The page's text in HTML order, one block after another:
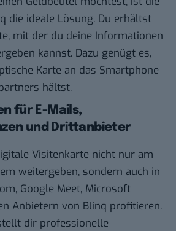
die ideale Lösung. Du erhältst
mit der du deine Informationen
kannst. Dazu genügt es,
Karte an das Smartphone
hältst.
für E-Mails,
und Drittanbieter
Visitenkarte nicht nur am
weitergeben, sondern auch in
Google Meet, Microsoft
Anbietern von Blinq profitieren.
dir professionelle